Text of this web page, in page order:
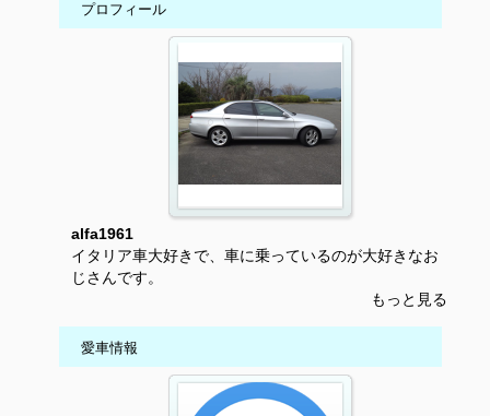
プロフィール
alfa1961
イタリア車大好きで、車に乗っているのが大好きなお
じさんです。
もっと見る
愛車情報